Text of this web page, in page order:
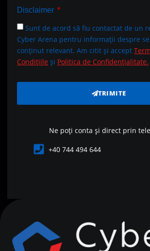
Disclaimer
Sunt de acord să fiu contactat de un
Cyber Arena pentru informații despre
conținut relevant. Am citit și accept
Condițiile și Politica de Confidențialitate.
TRIMITE
Ne poți conta și direct prin
+40 744 494 644